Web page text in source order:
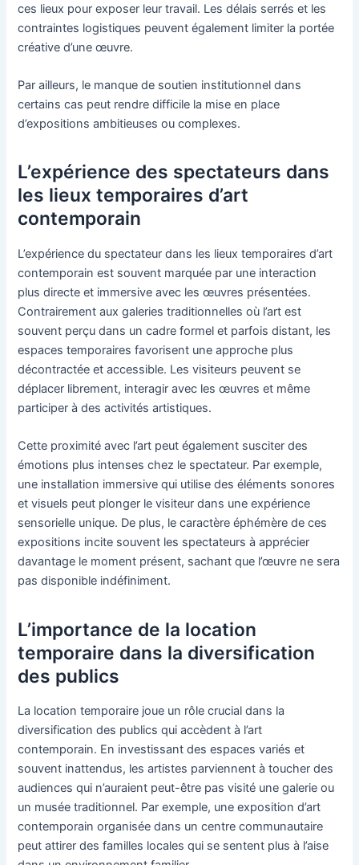
ces lieux pour exposer leur travail. Les délais serrés et les
contraintes logistiques peuvent également limiter la portée
créative d’une œuvre.
Par ailleurs, le manque de soutien institutionnel dans
certains cas peut rendre difficile la mise en place
d’expositions ambitieuses ou complexes.
L’expérience des spectateurs dans
les lieux temporaires d’art
contemporain
L’expérience du spectateur dans les lieux temporaires d’art
contemporain est souvent marquée par une interaction
plus directe et immersive avec les œuvres présentées.
Contrairement aux galeries traditionnelles où l’art est
souvent perçu dans un cadre formel et parfois distant, les
espaces temporaires favorisent une approche plus
décontractée et accessible. Les visiteurs peuvent se
déplacer librement, interagir avec les œuvres et même
participer à des activités artistiques.
Cette proximité avec l’art peut également susciter des
émotions plus intenses chez le spectateur. Par exemple,
une installation immersive qui utilise des éléments sonores
et visuels peut plonger le visiteur dans une expérience
sensorielle unique. De plus, le caractère éphémère de ces
expositions incite souvent les spectateurs à apprécier
davantage le moment présent, sachant que l’œuvre ne sera
pas disponible indéfiniment.
L’importance de la location
temporaire dans la diversification
des publics
La location temporaire joue un rôle crucial dans la
diversification des publics qui accèdent à l’art
contemporain. En investissant des espaces variés et
souvent inattendus, les artistes parviennent à toucher des
audiences qui n’auraient peut-être pas visité une galerie ou
un musée traditionnel. Par exemple, une exposition d’art
contemporain organisée dans un centre communautaire
peut attirer des familles locales qui se sentent plus à l’aise